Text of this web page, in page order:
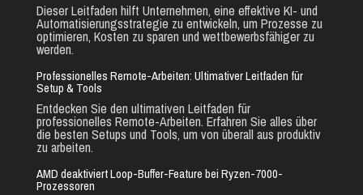
Dieser Leitfaden hilft Unternehmen, eine effektive KI- und
Automatisierungsstrategie zu entwickeln, um Prozesse zu
optimieren, Kosten zu sparen und wettbewerbsfähiger zu
werden.
Professionelles Remote-Arbeiten: Ultimativer Leitfaden für
Setup & Tools
Entdecken Sie den ultimativen Leitfaden für
professionelles Remote-Arbeiten. Erfahren Sie alles über
die besten Setups und Tools, um von überall aus produktiv
zu arbeiten.
AMD deaktiviert Loop-Buffer-Feature bei Ryzen-7000-
Prozessoren